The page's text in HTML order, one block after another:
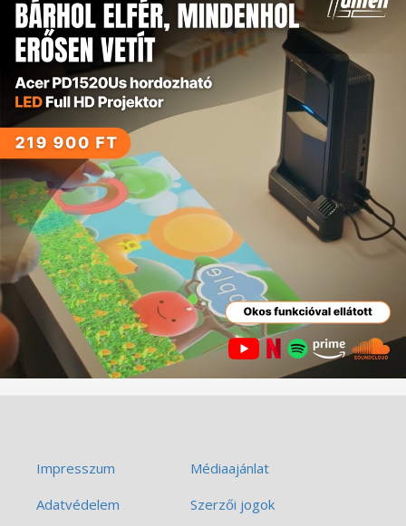
Impresszum
Médiaajánlat
Adatvédelem
Szerzői jogok